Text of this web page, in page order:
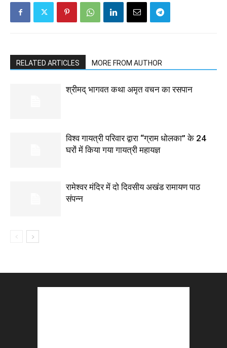
RELATED ARTICLES MORE FROM AUTHOR
श्रीमद् भागवत कथा अमृत वचन का रसपान
विश्व गायत्री परिवार द्वारा “ग्राम धोलका” के 24
घरों में किया गया गायत्री महायज्ञ
रामेश्वर मंदिर में दो दिवसीय अखंड रामायण पाठ
संपन्न